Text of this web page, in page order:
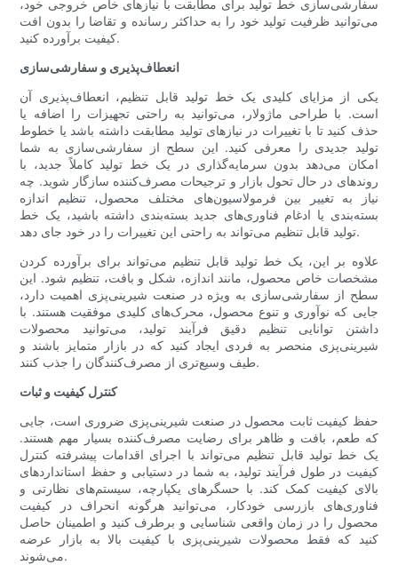
سفارشی‌سازی خط تولید برای مطابقت با نیازهای خاص خروجی خود،
می‌توانید ظرفیت تولید خود را به حداکثر رسانده و تقاضا را بدون افت
کیفیت برآورده کنید.
انعطاف‌پذیری و سفارشی‌سازی
یکی از مزایای کلیدی یک خط تولید قابل تنظیم، انعطاف‌پذیری آن
است. با طراحی ماژولار، می‌توانید به راحتی تجهیزات را اضافه یا
حذف کنید تا با تغییرات در نیازهای تولید مطابقت داشته باشد یا خطوط
تولید جدیدی را معرفی کنید. این سطح از سفارشی‌سازی به شما
امکان می‌دهد بدون سرمایه‌گذاری در یک خط تولید کاملاً جدید، با
روندهای در حال تحول بازار و ترجیحات مصرف‌کننده سازگار شوید. چه
نیاز به تغییر بین فرمولاسیون‌های مختلف محصول، تنظیم اندازه
بسته‌بندی یا ادغام فناوری‌های جدید بسته‌بندی داشته باشید، یک خط
تولید قابل تنظیم می‌تواند به راحتی این تغییرات را در خود جای دهد.
علاوه بر این، یک خط تولید قابل تنظیم می‌تواند برای برآورده کردن
مشخصات خاص محصول، مانند اندازه، شکل و بافت، تنظیم شود. این
سطح از سفارشی‌سازی به ویژه در صنعت شیرینی‌پزی اهمیت دارد،
جایی که نوآوری و تنوع محصول، محرک‌های کلیدی موفقیت هستند. با
داشتن توانایی تنظیم دقیق فرآیند تولید، می‌توانید محصولات
شیرینی‌پزی منحصر به فردی ایجاد کنید که در بازار متمایز باشند و
طیف وسیع‌تری از مصرف‌کنندگان را جذب کنند.
کنترل کیفیت و ثبات
حفظ کیفیت ثابت محصول در صنعت شیرینی‌پزی ضروری است، جایی
که طعم، بافت و ظاهر برای رضایت مصرف‌کننده بسیار مهم هستند.
یک خط تولید قابل تنظیم می‌تواند با اجرای اقدامات پیشرفته کنترل
کیفیت در طول فرآیند تولید، به شما در دستیابی و حفظ استانداردهای
بالای کیفیت کمک کند. با حسگرهای یکپارچه، سیستم‌های نظارتی و
فناوری‌های بازرسی خودکار، می‌توانید هرگونه انحراف در کیفیت
محصول را در زمان واقعی شناسایی و برطرف کنید و اطمینان حاصل
کنید که فقط محصولات شیرینی‌پزی با کیفیت بالا به بازار عرضه
می‌شوند.